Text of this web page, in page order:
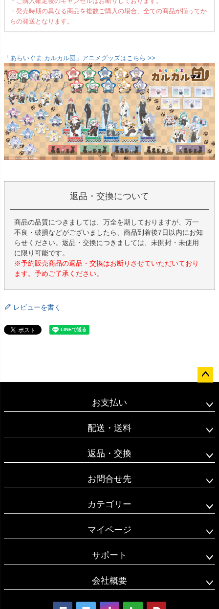
・発売時期の異なる商品を複数ご購入の場合、全ての商品が揃ってか
らの発送となります。
「あらいぐま カルカル団」アニメグッズはこちら >>
返品・交換について
商品の品質につきましては、万全を期しておりますが、万一
不良・破損などがございましたら、商品到着後7日以内にお知
らせください。返品・交換につきましては、未開封・未使用
に限り可能です。
※予約販売商品の返品・交換はお断りさせていただいており
ます。予めご了承ください。
レビューを書く
ップ
お支払い
配送・送料
返品・交換
お問合せ先
カテゴリー
マイページ
サポート
会社概要